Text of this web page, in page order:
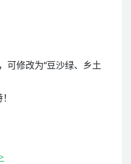
可修改为“豆沙绿、乡土